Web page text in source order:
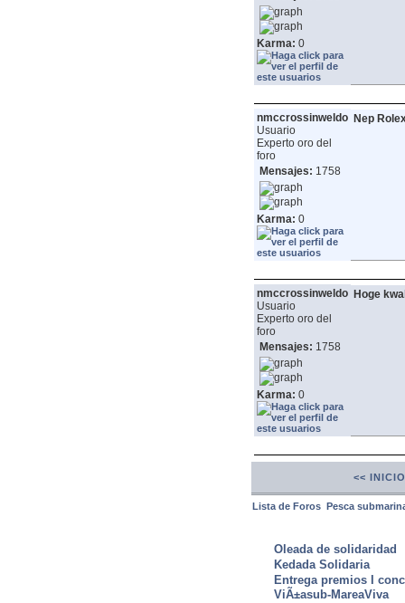
Karma: 0
nmccrossinweldo
Usuario
Experto oro del
foro
Mensajes: 1758
Karma: 0
Nep
nmccrossinweldo
Usuario
Experto oro del
foro
Mensajes: 1758
Karma: 0
Hoge
<< INICIO
Lista de Foros Pesca
Oleada de solidaridad
Kedada Solidaria
Entrega premios I
ViÃ±asub-MareaViva